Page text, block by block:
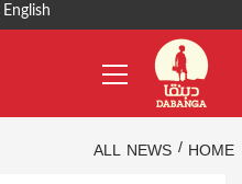
content
English
Menu
HOME
ALL NEWS